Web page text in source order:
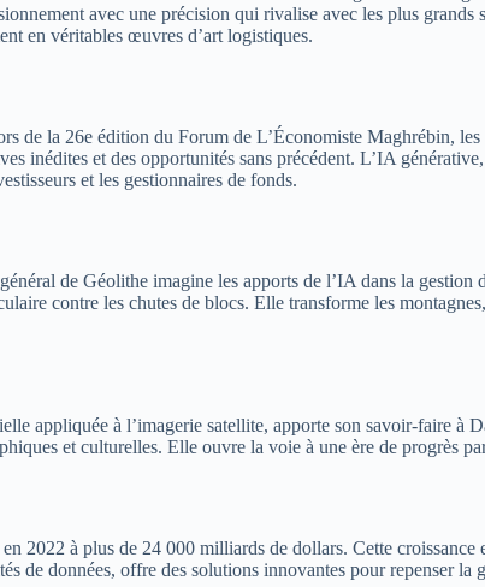
avec une précision qui rivalise avec les plus grands
en véritables œuvres d’art logistiques.
la 26e édition du Forum de L’Économiste Maghrébin,
inédites et des opportunités sans précédent. L’IA
et les gestionnaires de fonds.
de Géolithe imagine les apports de l’IA dans la gestion
contre les chutes de blocs. Elle transforme les
appliquée à l’imagerie satellite, apporte son savoir-faire à
et culturelles. Elle ouvre la voie à une ère de progrès
2022 à plus de 24 000 milliards de dollars. Cette croissance
de données, offre des solutions innovantes pour repenser la